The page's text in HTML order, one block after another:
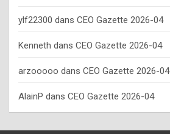
o
u
s
h
o
ylf22300 dans CEO Gazette 2026-04
Kenneth dans CEO Gazette 2026-04
arzooooo dans CEO Gazette 2026-04
AlainP dans CEO Gazette 2026-04